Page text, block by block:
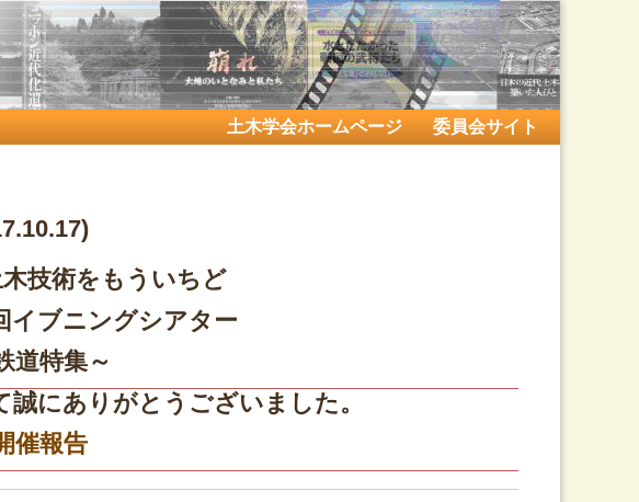
土木学会ホームページ 委員会サイト
技術をもういちど
イブニングシアター
道特集～
にありがとうございました。
催報告